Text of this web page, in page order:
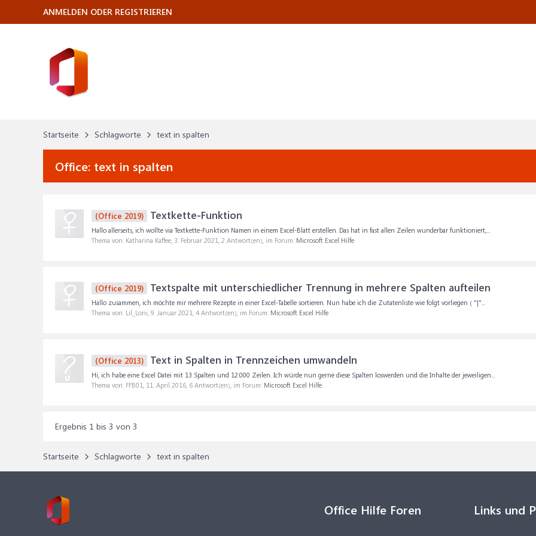
Startseite Schlagworte text in spalten
Office: text in spalten
(Office 2019) Textkette-Funktion
Hallo allerseits, ich wollte via Textkette-Funktion Namen in einem Excel-Blatt erstellen. Das hat in fast allen Zeilen wunderbar funktioniert,...
Thema von: Katharina Kaffee, 3. Februar 2021, 2 Antwort(en), im Forum: Microsoft Excel Hilfe
(Office 2019) Textspalte mit unterschiedlicher Trennung in mehrere Spalten aufteilen
Hallo zusammen, ich möchte mir mehrere Rezepte in einer Excel-Tabelle sortieren. Nun habe ich die Zutatenliste wie folgt vorliegen ( "|"...
Thema von: Lil_Loni, 9. Januar 2021, 4 Antwort(en), im Forum: Microsoft Excel Hilfe
(Office 2013) Text in Spalten in Trennzeichen umwandeln
Hi, ich habe eine Excel Datei mit 13 Spalten und 12.000 Zeilen. Ich würde nun gerne diese Spalten loswerden und die Inhalte der jeweiligen...
Thema von: FFB01, 11. April 2016, 6 Antwort(en), im Forum: Microsoft Excel Hilfe
Ergebnis 1 bis 3 von 3
Startseite Schlagworte text in spalten
ANMELDEN ODER REGISTRIEREN
Office Hilfe Foren Links und